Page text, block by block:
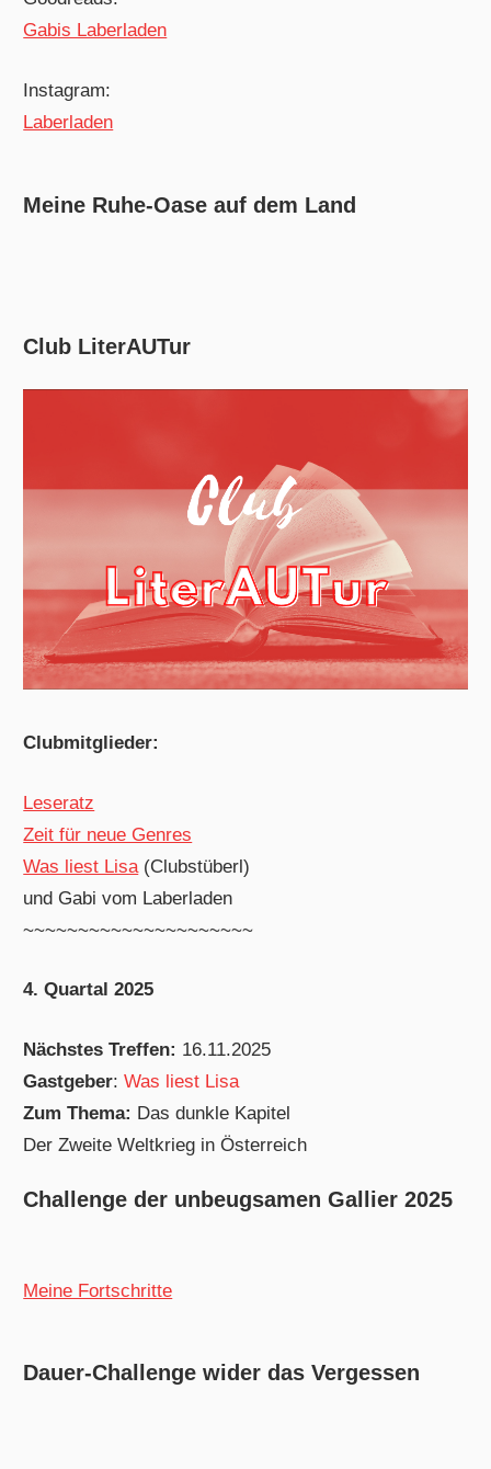
Gabis Laberladen
Instagram:
Laberladen
Meine Ruhe-Oase auf dem Land
Club LiterAUTur
Clubmitglieder:
Leseratz
Zeit für neue Genres
Was liest Lisa(Clubstüberl)
und Gabi vom Laberladen
~~~~~~~~~~~~~~~~~~~~~
4. Quartal 2025
Nächstes Treffen: 16.11.2025
Gastgeber:Was liest Lisa
Zum Thema: Das dunkle Kapitel
Der Zweite Weltkrieg in Österreich
Challenge der unbeugsamen Gallier 2025
Meine Fortschritte
Dauer-Challenge wider das Vergessen